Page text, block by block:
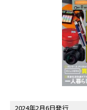
2024年2月6日発行